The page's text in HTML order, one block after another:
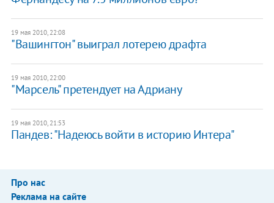
19 мая 2010, 22:08
"Вашингтон" выиграл лотерею драфта
19 мая 2010, 22:00
"Марсель" претендует на Адриану
19 мая 2010, 21:53
Пандев: "Надеюсь войти в историю Интера"
Про нас
Реклама на сайте